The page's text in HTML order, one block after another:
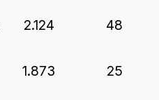
2.124 48
1.873 25